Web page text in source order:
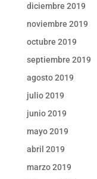
diciembre 2019
noviembre 2019
octubre 2019
septiembre 2019
agosto 2019
julio 2019
junio 2019
mayo 2019
abril 2019
marzo 2019